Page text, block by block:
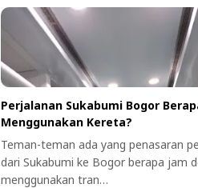
Perjalanan Sukabumi Bogor
Menggunakan Kereta?
Teman-teman ada yang penasaran
dari Sukabumi ke Bogor berapa jam
menggunakan tran…